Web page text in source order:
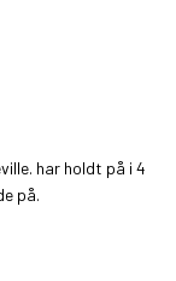
har holdt på i 4
på.